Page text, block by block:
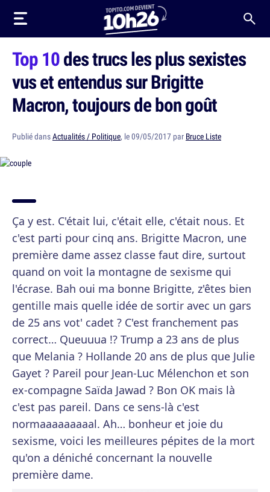
Top 10des trucs les plus sexistes
vus et entendus sur Brigitte
Macron, toujours de bon goût
Publié dansActualités / Politique, le 09/05/2017 par Bruce Liste
Ça y est. C'était lui, c'était elle, c'était nous. Et
c'est parti pour cinq ans. Brigitte Macron, une
première dame assez classe faut dire, surtout
quand on voit la montagne de sexisme qui
l'écrase. Bah oui ma bonne Brigitte, z'êtes bien
gentille mais quelle idée de sortir avec un gars
de 25 ans vot' cadet ? C'est franchement pas
correct… Queuuua !? Trump a 23 ans de plus
que Melania ? Hollande 20 ans de plus que Julie
Gayet ? Pareil pour Jean-Luc Mélenchon et son
ex-compagne Saïda Jawad ? Bon OK mais là
c'est pas pareil. Dans ce sens-là c'est
normaaaaaaaaal. Ah… bonheur et joie du
sexisme, voici les meilleures pépites de la mort
qu'on a déniché concernant la nouvelle
première dame.